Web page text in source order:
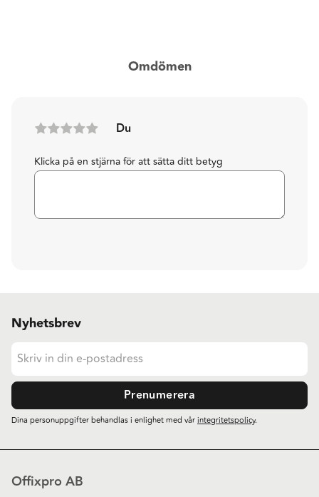
Omdömen
Du
Klicka på en stjärna för att sätta ditt betyg
Nyhetsbrev
Prenumerera
Dina personuppgifter behandlas i enlighet med vårintegritetspolicy.
Offixpro AB